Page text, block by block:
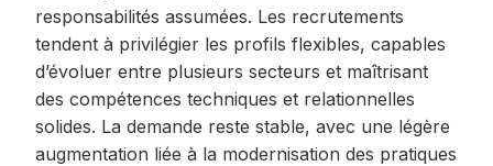
responsabilités assumées. Les recrutements
tendent à privilégier les profils flexibles, capables
d’évoluer entre plusieurs secteurs et maîtrisant
des compétences techniques et relationnelles
solides. La demande reste stable, avec une légère
augmentation liée à la modernisation des pratiques